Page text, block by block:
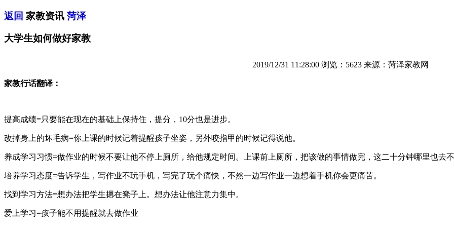
返回 家教资讯 菏泽
大学生如何做好家教
2019/12/31 11:28:00 浏览：5623 来源：菏泽家教网
家教行话翻译：
提高成绩=只要能在现在的基础上保持住，提分，10分也是进步。
改掉身上的坏毛病=你上课的时候记着提醒孩子坐姿，另外咬指甲的时候记得说他。
养成学习习惯=做作业的时候不要让他不停上厕所，给他规定时间。上课前上厕所，把该做的事情做完，这二十分钟哪里也去
培养学习态度=告诉学生，写作业不玩手机，写完了玩个痛快，不然一边写作业一边想着手机你会更痛苦。
找到学习方法=想办法把学生摁在凳子上。想办法让他注意力集中。
爱上学习=孩子能不用提醒就去做作业